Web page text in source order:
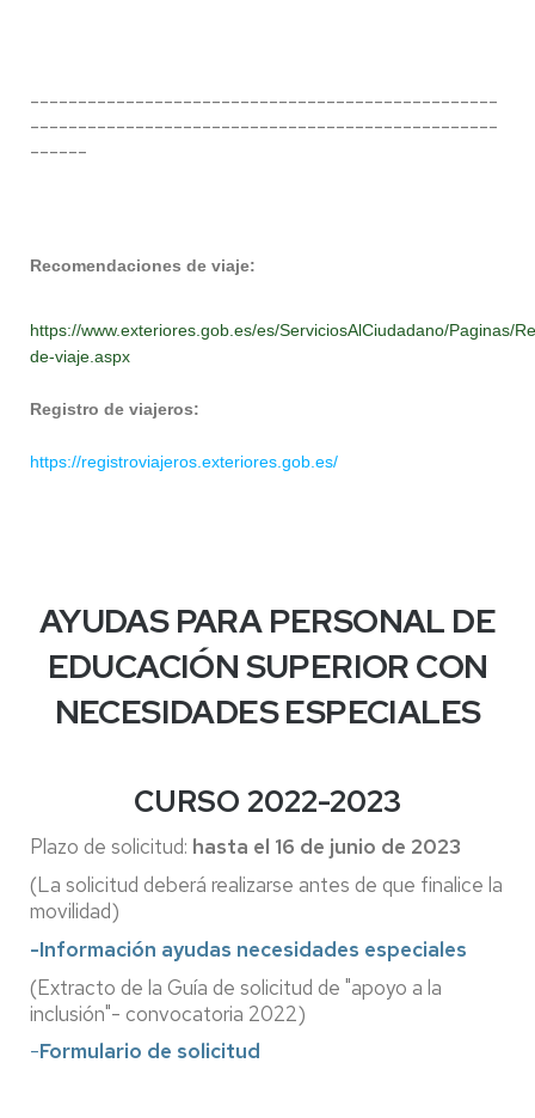
-------------------------------------------------
-------------------------------------------------
------
Recomendaciones de viaje:
https://www.exteriores.gob.es/es/ServiciosAlCiudadano/Paginas/
de-viaje.aspx
Registro de viajeros:
https://registroviajeros.exteriores.gob.es/
AYUDAS PARA PERSONAL DE
EDUCACIÓN SUPERIOR CON
NECESIDADES ESPECIALES
CURSO 2022-2023
Plazo de solicitud: hasta el 16 de junio de 2023
(La solicitud deberá realizarse antes de que finalice la
movilidad)
-Información ayudas necesidades especiales
(Extracto de la Guía de solicitud de "apoyo a la
inclusión"- convocatoria 2022)
-Formulario de solicitud